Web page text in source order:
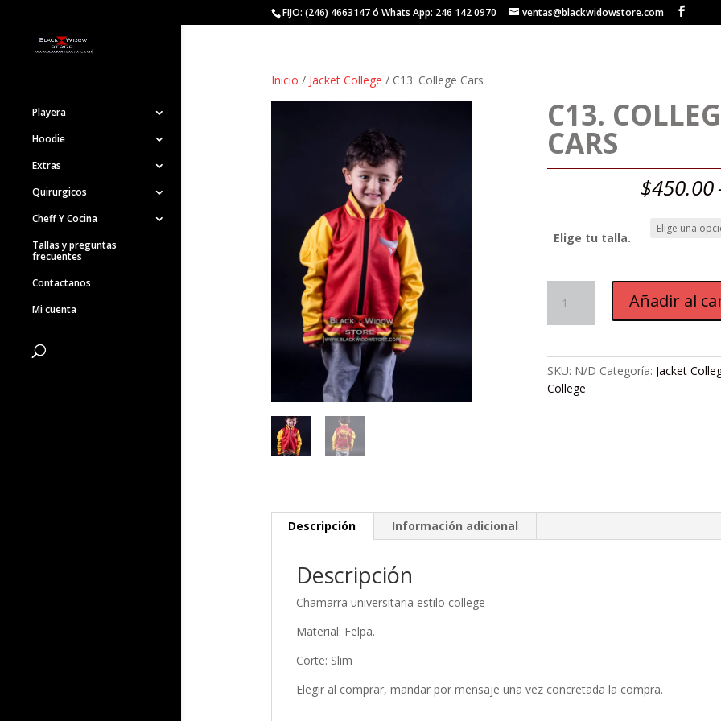
FIJO: (246) 4663147 ó Whats App: 246 142 0970 ventas@blackwidowstore.com
Playera
Hoodie
Extras
Quirurgicos
Cheff Y Cocina
Tallas y preguntas
frecuentes
Contactanos
Mi cuenta
Inicio / Jacket College / C13. College Cars
C13.
CARS
$450.00
Elige tu talla.
College
Cars
Añadir al
SKU: N/D Categoría: Jacket
College
Descripción Información adicional
Descripción
Chamarra universitaria estilo college
Material: Felpa.
Corte: Slim
Elegir al comprar, mandar por mensaje una vez concretada la compra.